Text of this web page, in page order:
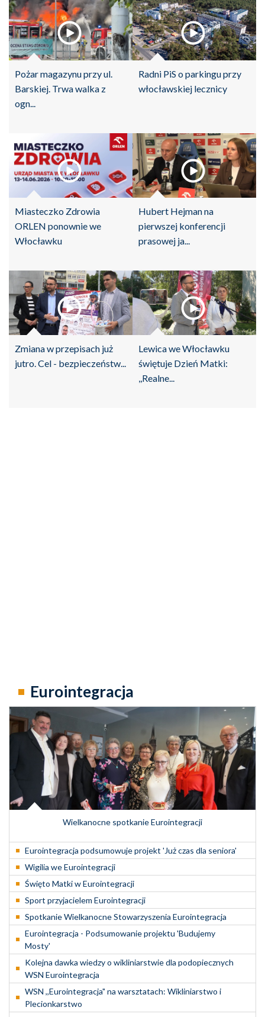
Pożar magazynu przy ul.
Barskiej. Trwa walka z
ogn...
Radni PiS o parkingu przy
włocławskiej lecznicy
Miasteczko Zdrowia
ORLEN ponownie we
Włocławku
Hubert Hejman na
pierwszej konferencji
prasowej ja...
Zmiana w przepisach już
jutro. Cel - bezpieczeństw...
Lewica we Włocławku
świętuje Dzień Matki:
,,Realne...
Eurointegracja
Wielkanocne spotkanie Eurointegracji
Eurointegracja podsumowuje projekt 'Już czas dla seniora'
Wigilia we Eurointegracji
Święto Matki w Eurointegracji
Sport przyjacielem Eurointegracji
Spotkanie Wielkanocne Stowarzyszenia Eurointegracja
Eurointegracja - Podsumowanie projektu 'Budujemy
Mosty'
Kolejna dawka wiedzy o wikliniarstwie dla podopiecznych
WSN Eurointegracja
WSN ,,Eurointegracja" na warsztatach: Wikliniarstwo i
Plecionkarstwo